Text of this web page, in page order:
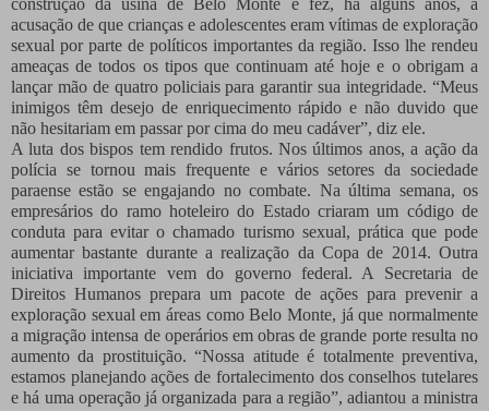
acusação de que crianças e adolescentes eram vítimas de exploração
sexual por parte de políticos importantes da região. Isso lhe rendeu
ameaças de todos os tipos que continuam até hoje e o obrigam a
lançar mão de quatro policiais para garantir sua integridade. “Meus
inimigos têm desejo de enriquecimento rápido e não duvido que
não hesitariam em passar por cima do meu cadáver”, diz ele.
A luta dos bispos tem rendido frutos. Nos últimos anos, a ação da
polícia se tornou mais frequente e vários setores da sociedade
paraense estão se engajando no combate. Na última semana, os
empresários do ramo hoteleiro do Estado criaram um código de
conduta para evitar o chamado turismo sexual, prática que pode
aumentar bastante durante a realização da Copa de 2014. Outra
iniciativa importante vem do governo federal. A Secretaria de
Direitos Humanos prepara um pacote de ações para prevenir a
exploração sexual em áreas como Belo Monte, já que normalmente
a migração intensa de operários em obras de grande porte resulta no
aumento da prostituição. “Nossa atitude é totalmente preventiva,
estamos planejando ações de fortalecimento dos conselhos tutelares
e há uma operação já organizada para a região”, adiantou a ministra